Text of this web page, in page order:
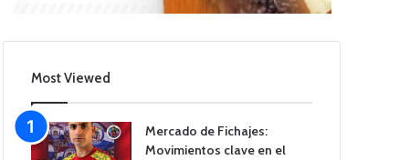
Most Viewed
Mercado de Fichajes:
Movimientos clave en el